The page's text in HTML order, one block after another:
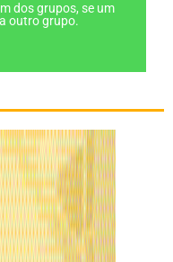
dos grupos, se um
outro grupo.